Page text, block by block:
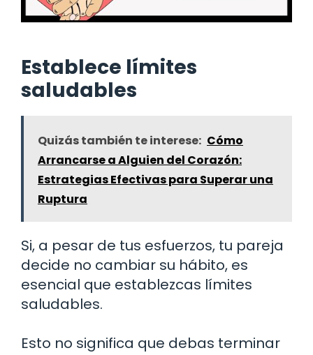
Establece límites
saludables
Quizás también te interese: Cómo
Arrancarse a Alguien del Corazón:
Estrategias Efectivas para Superar una
Ruptura
Si, a pesar de tus esfuerzos, tu pareja
decide no cambiar su hábito, es
esencial que establezcas límites
saludables.
Esto no significa que debas terminar